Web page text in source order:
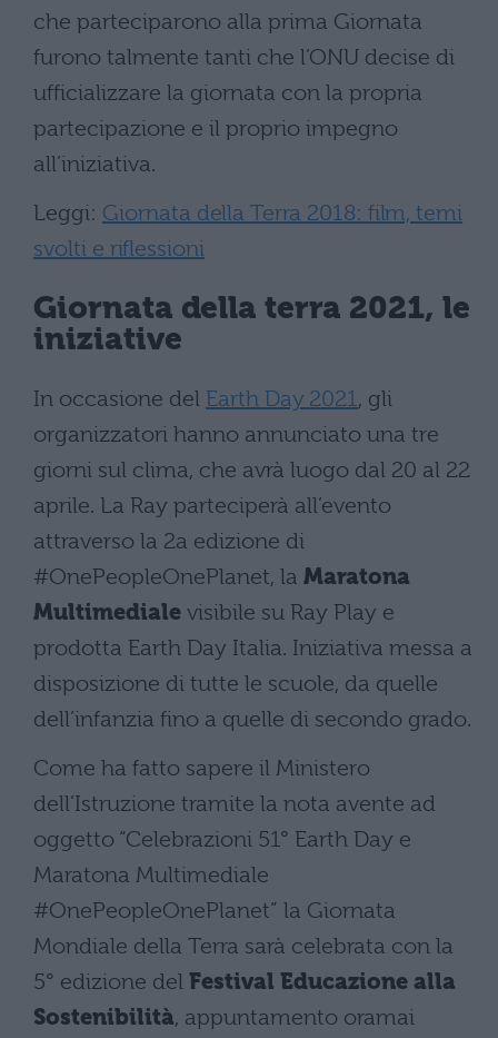
che parteciparono alla prima Giornata
furono talmente tanti che l’ONU decise di
ufficializzare la giornata con la propria
partecipazione e il proprio impegno
all’iniziativa.
Leggi: Giornata della Terra 2018: film, temi
svolti e riflessioni
Giornata della terra 2021, le
iniziative
In occasione del Earth Day 2021, gli
organizzatori hanno annunciato una tre
giorni sul clima, che avrà luogo dal 20 al 22
aprile. La Ray parteciperà all’evento
attraverso la 2a edizione di
#OnePeopleOnePlanet, la Maratona
Multimediale visibile su Ray Play e
prodotta Earth Day Italia. Iniziativa messa a
disposizione di tutte le scuole, da quelle
dell’infanzia fino a quelle di secondo grado.
Come ha fatto sapere il Ministero
dell’Istruzione tramite la nota avente ad
oggetto “Celebrazioni 51° Earth Day e
Maratona Multimediale
#OnePeopleOnePlanet” la Giornata
Mondiale della Terra sarà celebrata con la
5° edizione del Festival Educazione alla
Sostenibilità, appuntamento oramai